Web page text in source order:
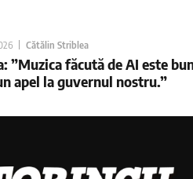
Cătălin Striblea
”Muzica făcută de AI este
apel la guvernul nostru.”